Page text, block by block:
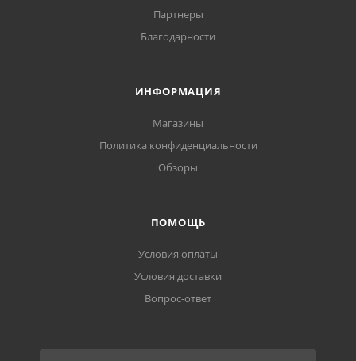
Партнеры
Благодарности
ИНФОРМАЦИЯ
Магазины
Политика конфиденциальности
Обзоры
ПОМОЩЬ
Условия оплаты
Условия доставки
Вопрос-ответ